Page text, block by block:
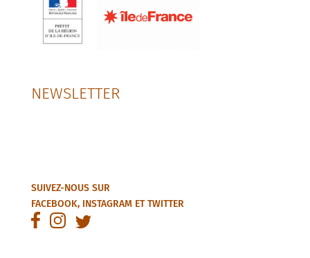
NEWSLETTER
SUIVEZ-NOUS SUR
FACEBOOK, INSTAGRAMETTWITTER